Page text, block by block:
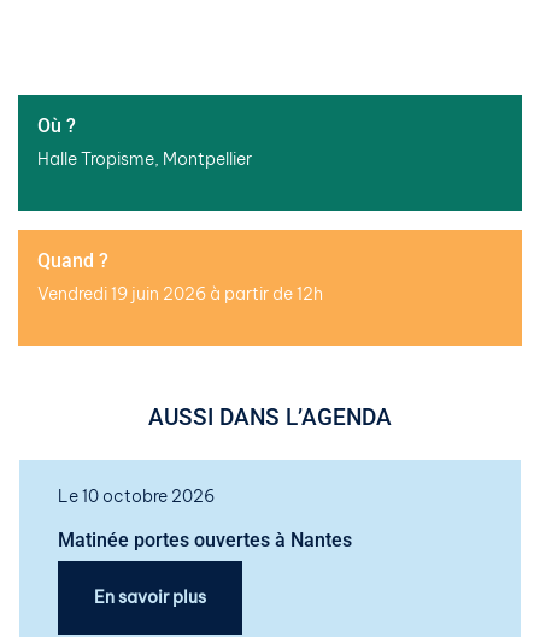
Où ?
Halle Tropisme, Montpellier
Quand ?
Vendredi 19 juin 2026 à partir de 12h
AUSSI DANS L’AGENDA
Le 10 octobre 2026
Matinée portes ouvertes à Nantes
En savoir plus